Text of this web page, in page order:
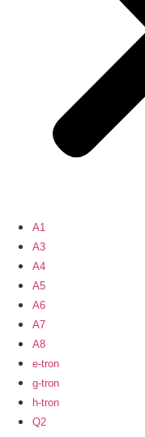
A1
A3
A4
A5
A6
A7
A8
e-tron
g-tron
h-tron
Q2